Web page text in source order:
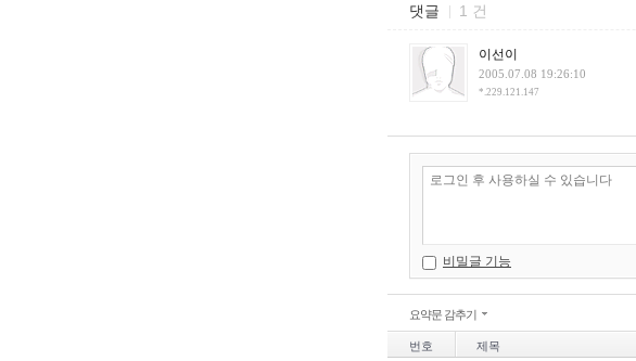
댓글 1 건
이선이
2005.07.08 19:26:10
*.229.121.147
비밀글 기능
요약문 감추기
번호 제목